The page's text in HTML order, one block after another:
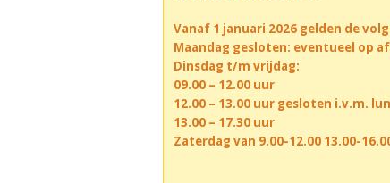
Vanaf 1 januari 2026 gelden de
Maandag gesloten: eventueel op
Dinsdag t/m vrijdag:
09.00 – 12.00 uur
12.00 – 13.00 uur gesloten i.v.m.
13.00 – 17.30 uur
Zaterdag van 9.00-12.00 13.00-